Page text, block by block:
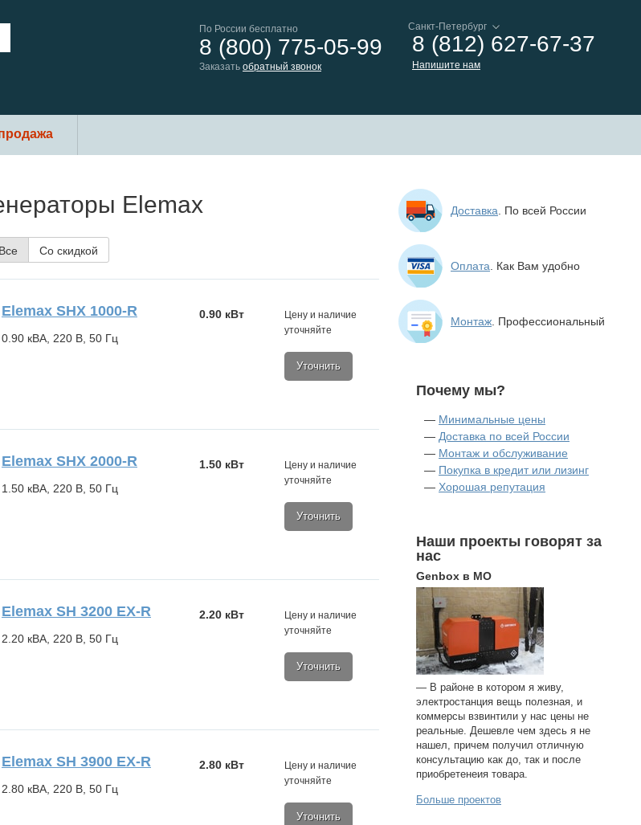
По России бесплатно
8 (800) 775-05-99
Заказать обратный звонок
8 (812) 627-67-37
Напишите нам
Elemax
Все Со скидкой
Elemax SHX 1000-R
0.90 кВА, 220 В, 50 Гц
Цену и наличие
уточняйте
Уточнить
0.90 кВт
Elemax SHX 2000-R
1.50 кВА, 220 В, 50 Гц
Цену и наличие
уточняйте
Уточнить
1.50 кВт
Elemax SH 3200 EX-R
2.20 кВА, 220 В, 50 Гц
Цену и наличие
уточняйте
Уточнить
2.20 кВт
Elemax SH 3900 EX-R
2.80 кВА, 220 В, 50 Гц
Цену и наличие
уточняйте
Уточнить
2.80 кВт
Доставка . По всей России
Оплата . Как Вам удобно
Монтаж . Профессиональный
Почему мы?
— Минимальные цены
— Доставка по всей России
— Монтаж и обслуживание
— Покупка в кредит или лизинг
— Хорошая репутация
Наши проекты говорят за
нас
Genbox в МО
— В районе в котором я живу,
электростанция вещь полезная, и
коммерсы взвинтили у нас цены не
реальные. Дешевле чем здесь я не
нашел, причем получил отличную
консультацию как до, так и после
приобретенеия товара.
Больше проектов